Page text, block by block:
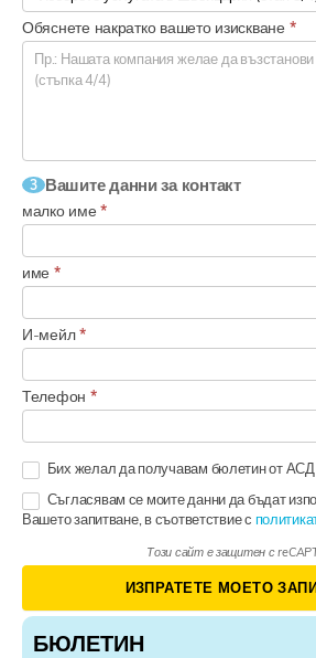
БЮЛЕТИН
Обяснете накратко вашето изискване *
3 Вашите данни за контакт
малко име*
име *
И-мейл*
Телефон *
Бих желал да получавам бюлетин от АСД
Съгласявам се моите данни да бъдат
Вашето запитване, в съответствие с
Този сайт е защитен с
ИЗПРАТЕТЕ МОЕТО